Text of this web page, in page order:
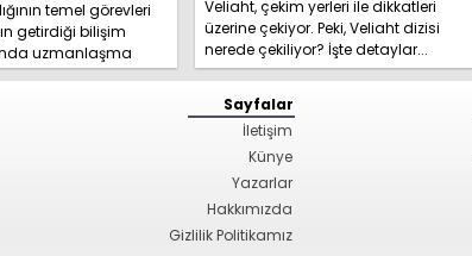
temel görevleri
getirdiği bilişim
uzmanlaşma
kapsamlı
Veliaht, çekim yerleri ile dikkatleri
üzerine çekiyor. Peki, Veliaht dizisi
nerede çekiliyor? İşte detaylar...
Sayfalar
İletişim
Künye
Yazarlar
Hakkımızda
Gizlilik Politikamız